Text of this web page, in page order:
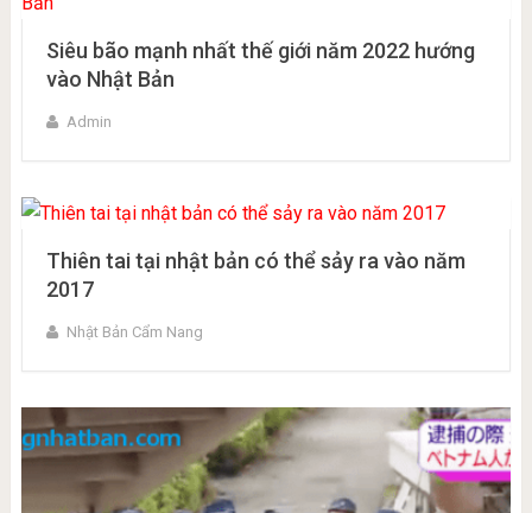
Siêu bão mạnh nhất thế giới năm 2022 hướng
vào Nhật Bản
Admin
Thiên tai tại nhật bản có thể sảy ra vào năm
2017
Nhật Bản Cẩm Nang